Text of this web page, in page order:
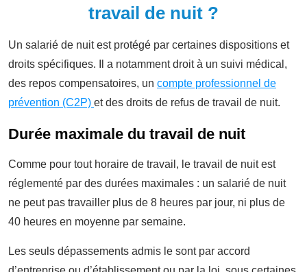
travail de nuit ?
Un salarié de nuit est protégé par certaines dispositions et
droits spécifiques. Il a notamment droit à un suivi médical,
des repos compensatoires, un compte professionnel de
prévention (C2P) et des droits de refus de travail de nuit.
Durée maximale du travail de nuit
Comme pour tout horaire de travail, le travail de nuit est
réglementé par des durées maximales : un salarié de nuit
ne peut pas travailler plus de 8 heures par jour, ni plus de
40 heures en moyenne par semaine.
Les seuls dépassements admis le sont par accord